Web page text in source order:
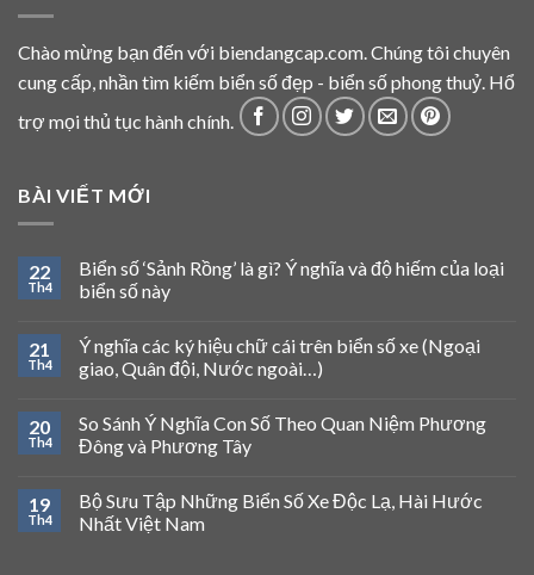
Chào mừng bạn đến với biendangcap.com. Chúng tôi chuyên
cung cấp, nhần tìm kiếm biển số đẹp - biển số phong thuỷ. Hổ
trợ mọi thủ tục hành chính.
BÀI VIẾT MỚI
22
Th4
Biển số ‘Sảnh Rồng’ là gì? Ý nghĩa và độ hiếm của loại
biển số này
21
Th4
Ý nghĩa các ký hiệu chữ cái trên biển số xe (Ngoại
giao, Quân đội, Nước ngoài…)
20
Th4
So Sánh Ý Nghĩa Con Số Theo Quan Niệm Phương
Đông và Phương Tây
19
Th4
Bộ Sưu Tập Những Biển Số Xe Độc Lạ, Hài Hước
Nhất Việt Nam